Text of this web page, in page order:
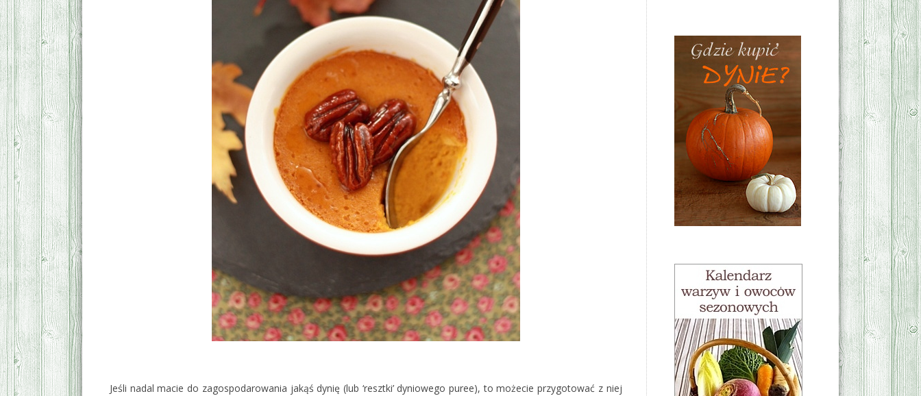
Jeśli nadal macie do zagospodarowania jakąś dynię (lub ‘resztki’ dyniowego puree), to możecie przygotować z niej